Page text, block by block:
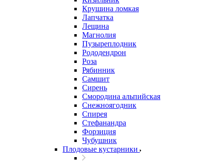
Крушина ломкая
Лапчатка
Лещина
Магнолия
Пузыреплодник
Рододендрон
Роза
Рябинник
Самшит
Сирень
Смородина альпийская
Снежноягодник
Спирея
Стефанандра
Форзиция
Чубушник
Плодовые кустарники